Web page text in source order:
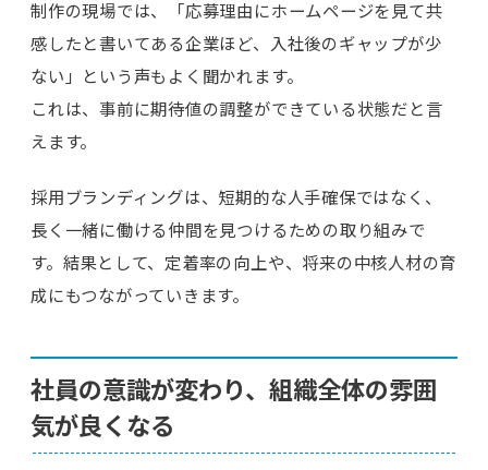
制作の現場では、「応募理由にホームページを見て共
感したと書いてある企業ほど、入社後のギャップが少
ない」という声もよく聞かれます。
これは、事前に期待値の調整ができている状態だと言
えます。
採用ブランディングは、短期的な人手確保ではなく、
長く一緒に働ける仲間を見つけるための取り組みで
す。結果として、定着率の向上や、将来の中核人材の育
成にもつながっていきます。
社員の意識が変わり、組織全体の雰囲
気が良くなる